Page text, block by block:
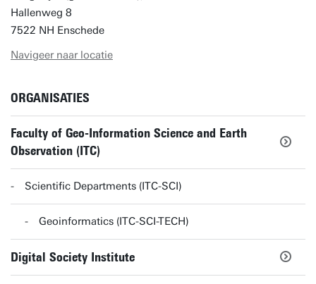
Hallenweg 8
7522 NH Enschede
Navigeer naar locatie
ORGANISATIES
Faculty of Geo-Information Science and Earth
Observation (ITC)
Scientific Departments (ITC-SCI)
Geoinformatics (ITC-SCI-TECH)
Digital Society Institute